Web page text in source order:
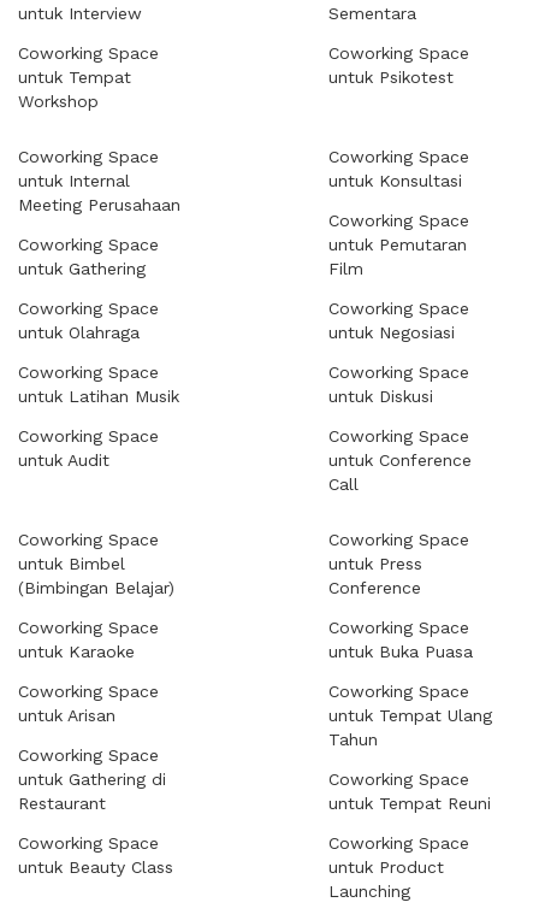
untuk Interview
Coworking Space
untuk Tempat
Workshop
Sementara
Coworking Space
untuk Psikotest
Coworking Space
untuk Internal
Meeting Perusahaan
Coworking Space
untuk Gathering
Coworking Space
untuk Olahraga
Coworking Space
untuk Latihan Musik
Coworking Space
untuk Audit
Coworking Space
untuk Konsultasi
Coworking Space
untuk Pemutaran
Film
Coworking Space
untuk Negosiasi
Coworking Space
untuk Diskusi
Coworking Space
untuk Conference
Call
Coworking Space
untuk Bimbel
(Bimbingan Belajar)
Coworking Space
untuk Karaoke
Coworking Space
untuk Arisan
Coworking Space
untuk Gathering di
Restaurant
Coworking Space
untuk Beauty Class
Coworking Space
untuk Press
Conference
Coworking Space
untuk Buka Puasa
Coworking Space
untuk Tempat Ulang
Tahun
Coworking Space
untuk Tempat Reuni
Coworking Space
untuk Product
Launching